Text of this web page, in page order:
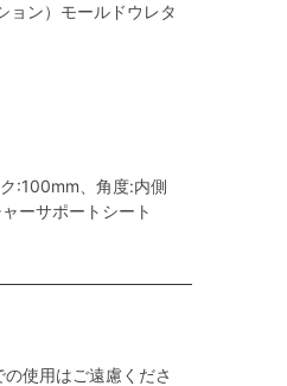
ョン）モールドウレタ
:100mm、角度:内側
ーサポートシート
使用はご遠慮くださ